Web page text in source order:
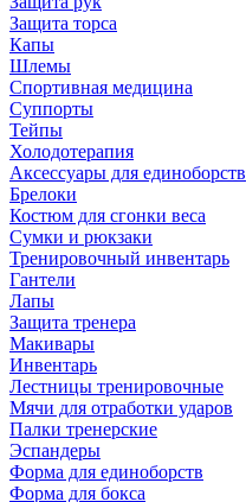
Защита торса
Капы
Шлемы
Спортивная медицина
Суппорты
Тейпы
Холодотерапия
Аксессуары для единоборств
Брелоки
Костюм для сгонки веса
Сумки и рюкзаки
Тренировочный инвентарь
Гантели
Лапы
Защита тренера
Макивары
Инвентарь
Лестницы тренировочные
Мячи для отработки ударов
Палки тренерские
Эспандеры
Форма для единоборств
Форма для бокса